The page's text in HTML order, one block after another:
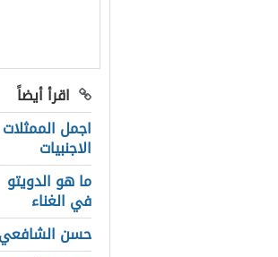
اقرأ أيضاً
اجمل الممثلات
الاجنبيات
ما هو الدويتو
في الغناء
حسن الشافعي